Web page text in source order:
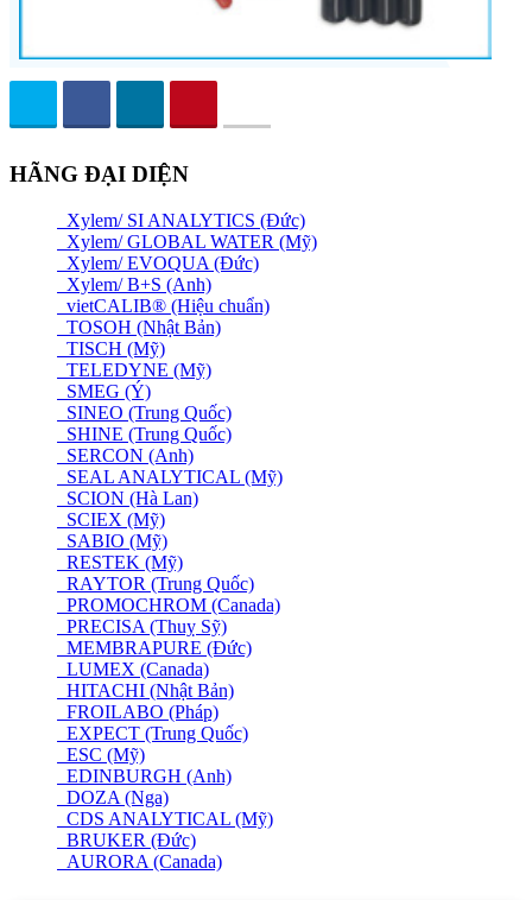
HÃNG ĐẠI DIỆN
Xylem/ SI ANALYTICS (Đức)
Xylem/ GLOBAL WATER (Mỹ)
Xylem/ EVOQUA (Đức)
Xylem/ B+S (Anh)
vietCALIB® (Hiệu chuẩn)
TOSOH (Nhật Bản)
TISCH (Mỹ)
TELEDYNE (Mỹ)
SMEG (Ý)
SINEO (Trung Quốc)
SHINE (Trung Quốc)
SERCON (Anh)
SEAL ANALYTICAL (Mỹ)
SCION (Hà Lan)
SCIEX (Mỹ)
SABIO (Mỹ)
RESTEK (Mỹ)
RAYTOR (Trung Quốc)
PROMOCHROM (Canada)
PRECISA (Thuỵ Sỹ)
MEMBRAPURE (Đức)
LUMEX (Canada)
HITACHI (Nhật Bản)
FROILABO (Pháp)
EXPECT (Trung Quốc)
ESC (Mỹ)
EDINBURGH (Anh)
DOZA (Nga)
CDS ANALYTICAL (Mỹ)
BRUKER (Đức)
AURORA (Canada)